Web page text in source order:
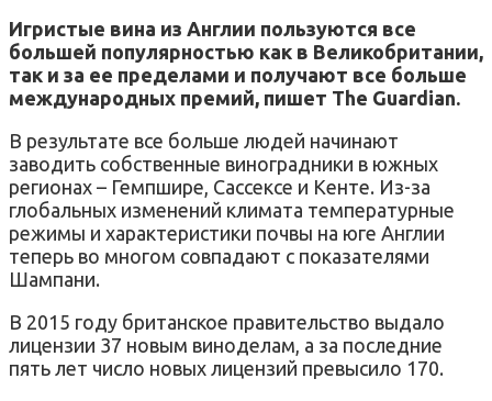
Игристые вина из Англии пользуются все
большей популярностью как в Великобритании,
так и за ее пределами и получают все больше
международных премий, пишет The Guardian.
В результате все больше людей начинают
заводить собственные виноградники в южных
регионах – Гемпшире, Сассексе и Кенте. Из-за
глобальных изменений климата температурные
режимы и характеристики почвы на юге Англии
теперь во многом совпадают с показателями
Шампани.
В 2015 году британское правительство выдало
лицензии 37 новым виноделам, а за последние
пять лет число новых лицензий превысило 170.